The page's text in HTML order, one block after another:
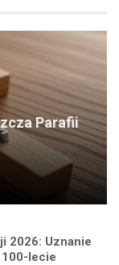
Parafii
2026: Uznanie
lecie